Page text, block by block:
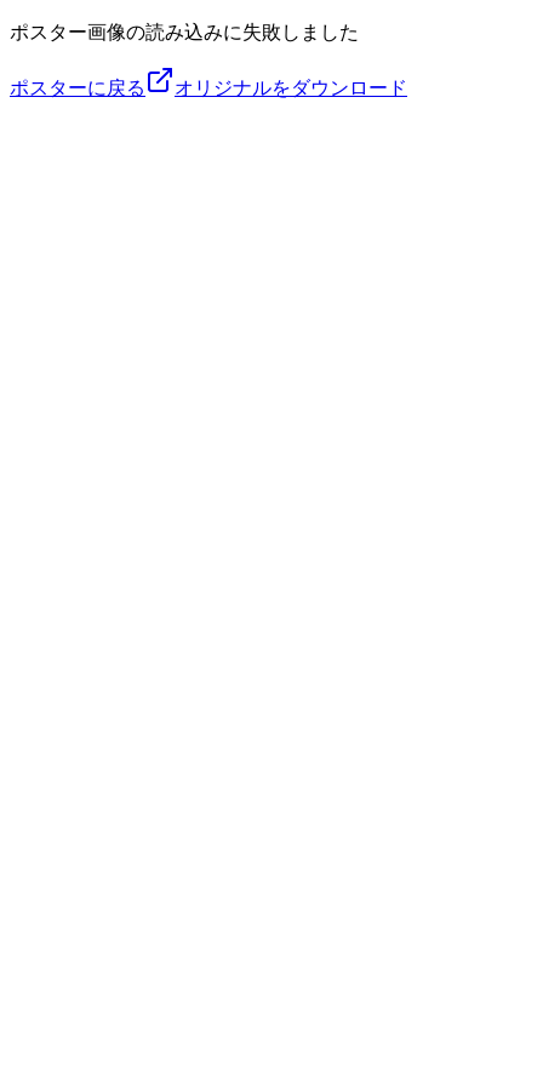
ポスター画像の読み込みに失敗しました
ポスターに戻る オリジナルをダウンロード